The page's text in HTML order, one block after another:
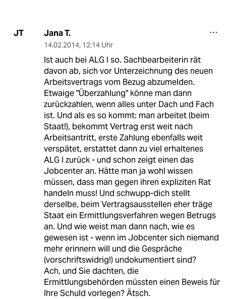
JT Jana T.
14.02.2014, 12:14 Uhr
Ist auch bei ALG I so. Sachbearbeiterin rät
davon ab, sich vor Unterzeichnung des neuen
Arbeitsvertrags vom Bezug abzumelden.
Etwaige "Überzahlung" könne man dann
zurückzahlen, wenn alles unter Dach und Fach
ist. Und als es so kommt: man arbeitet (beim
Staat!), bekommt Vertrag erst weit nach
Arbeitsantritt, erste Zahlung ebenfalls weit
verspätet, erstattet dann zu viel erhaltenes
ALG I zurück - und schon zeigt einen das
Jobcenter an. Hätte man ja wohl wissen
müssen, dass man gegen ihren expliziten Rat
handeln muss! Und schwupp-dich stellt
derselbe, beim Vertragsausstellen eher träge
Staat ein Ermittlungsverfahren wegen Betrugs
an. Und wie weist man dann nach, wie es
gewesen ist - wenn im Jobcenter sich niemand
mehr erinnern will und die Gespräche
(vorschriftswidrig!) undokumentiert sind?
Ach, und Sie dachten, die
Ermittlungsbehörden müssten einen Beweis für
Ihre Schuld vorlegen? Ätsch.